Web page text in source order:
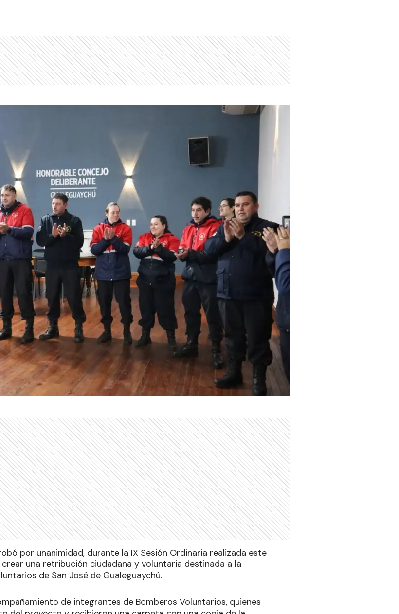
por unanimidad, durante la IX Sesión Ordinaria realizada este
una retribución ciudadana y voluntaria destinada a la
de San José de Gualeguaychú.
de integrantes de Bomberos Voluntarios, quienes